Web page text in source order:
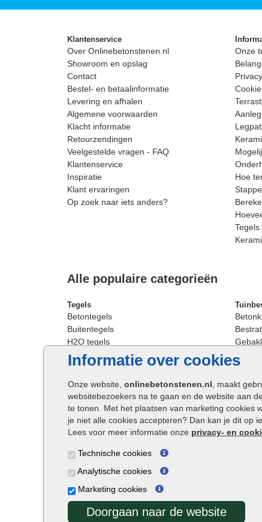
Informatie over cookies
Onze website, onlinebetonstenen.nl , maakt
websitebezoekers na te gaan en de website aan
te tonen. Met het plaatsen van marketing cookies
je niet alle cookies accepteren? Dan kan je dit op
Lees voor meer informatie onze privacy- en
Technische cookies
Analytische cookies
Marketing cookies
Doorgaan naar de website
Klantenservice
Over Onlinebetonstenen.nl
Showroom en opslag
Contact
Bestel- en betaalinformatie
Levering en afhalen
Algemene voorwaarden
Klacht informatie
Retourzendingen
Veelgestelde vragen - FAQ
Klantenservice
Inspiratie
Klant ervaringen
Op zoek naar iets anders?
Onze
Hoe
Alle populaire categorieën
Tegels
Betontegels
Buitentegels
H2O tegels
Keramische terrastegels
Oprit tegels
Patio tegels
Siertegels
Stoeptegels
Straattegels
Terrastegels
Buitentegels
Grote terrastegels